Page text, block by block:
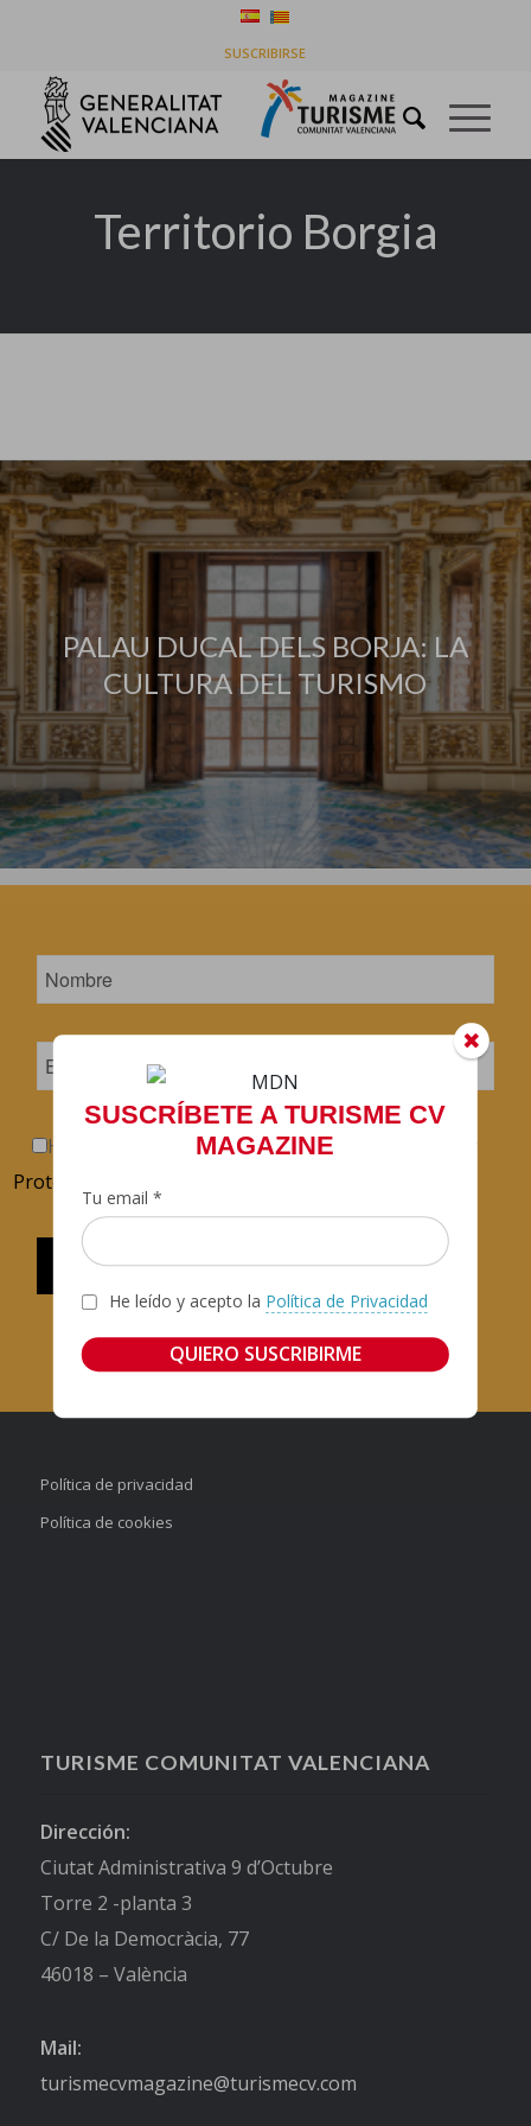
SUSCRÍBETE A TURISME CV
MAGAZINE
Tu email *
He leído y acepto la Política de Privacidad
SUSCRIBIRSE
Territorio Borgia
PALAU DUCAL DELS BORJA: LA
CULTURA DEL TURISMO
He leído y acepto laPolítica de Confidencialidad y
Protección de Datos
Política de privacidad
Política de cookies
TURISME COMUNITAT VALENCIANA
Dirección:
Ciutat Administrativa 9 d’Octubre
Torre 2 -planta 3
C/ De la Democràcia, 77
46018 – València
Mail:
turismecvmagazine@turismecv.com